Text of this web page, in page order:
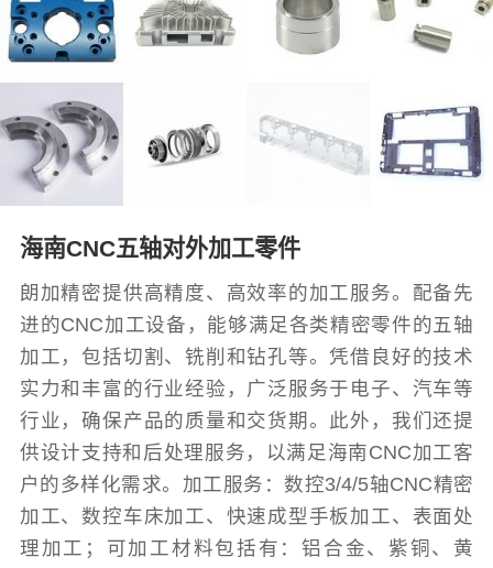
海南CNC五轴对外加工零件
朗加精密提供高精度、高效率的加工服务。配备先
进的CNC加工设备，能够满足各类精密零件的五轴
加工，包括切割、铣削和钻孔等。凭借良好的技术
实力和丰富的行业经验，广泛服务于电子、汽车等
行业，确保产品的质量和交货期。此外，我们还提
供设计支持和后处理服务，以满足海南CNC加工客
户的多样化需求。加工服务：数控3/4/5轴CNC精密
加工、数控车床加工、快速成型手板加工、表面处
理加工；可加工材料包括有：铝合金、紫铜、黄